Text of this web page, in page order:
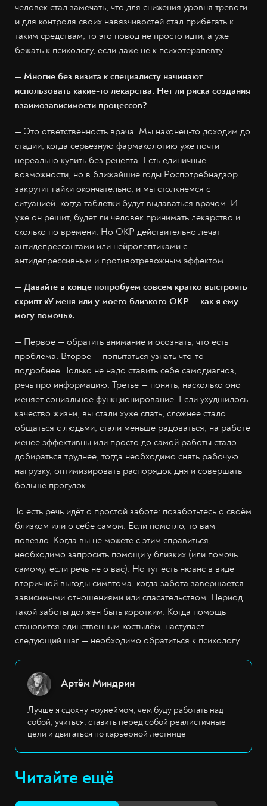
человек стал замечать, что для снижения уровня тревоги
и для контроля своих навязчивостей стал прибегать к
таким средствам, то это повод не просто идти, а уже
бежать к психологу, если даже не к психотерапевту.
— Многие без визита к специалисту начинают
использовать какие-то лекарства. Нет ли риска создания
взаимозависимости процессов?
— Это ответственность врача. Мы наконец-то доходим до
стадии, когда серьёзную фармакологию уже почти
нереально купить без рецепта. Есть единичные
возможности, но в ближайшие годы Роспотребнадзор
закрутит гайки окончательно, и мы столкнёмся с
ситуацией, когда таблетки будут выдаваться врачом. И
уже он решит, будет ли человек принимать лекарство и
сколько по времени. Но ОКР действительно лечат
антидепрессантами или нейролептиками с
антидепрессивным и противотревожным эффектом.
— Давайте в конце попробуем совсем кратко выстроить
скрипт «У меня или у моего близкого ОКР — как я ему
могу помочь».
— Первое — обратить внимание и осознать, что есть
проблема. Второе — попытаться узнать что-то
подробнее. Только не надо ставить себе самодиагноз,
речь про информацию. Третье — понять, насколько оно
меняет социальное функционирование. Если ухудшилось
качество жизни, вы стали хуже спать, сложнее стало
общаться с людьми, стали меньше радоваться, на работе
менее эффективны или просто до самой работы стало
добираться труднее, тогда необходимо снять рабочую
нагрузку, оптимизировать распорядок дня и совершать
больше прогулок.
То есть речь идёт о простой заботе: позаботьтесь о своём
близком или о себе самом. Если помогло, то вам
повезло. Когда вы не можете с этим справиться,
необходимо запросить помощи у близких (или помочь
самому, если речь не о вас). Но тут есть нюанс в виде
вторичной выгоды симптома, когда забота завершается
зависимыми отношениями или спасательством. Период
такой заботы должен быть коротким. Когда помощь
становится единственным костылём, наступает
следующий шаг — необходимо обратиться к психологу.
Артём Миндрин
Лучше я сдохну ноунеймом, чем буду работать над
собой, учиться, ставить перед собой реалистичные
цели и двигаться по карьерной лестнице
Читайте ещё